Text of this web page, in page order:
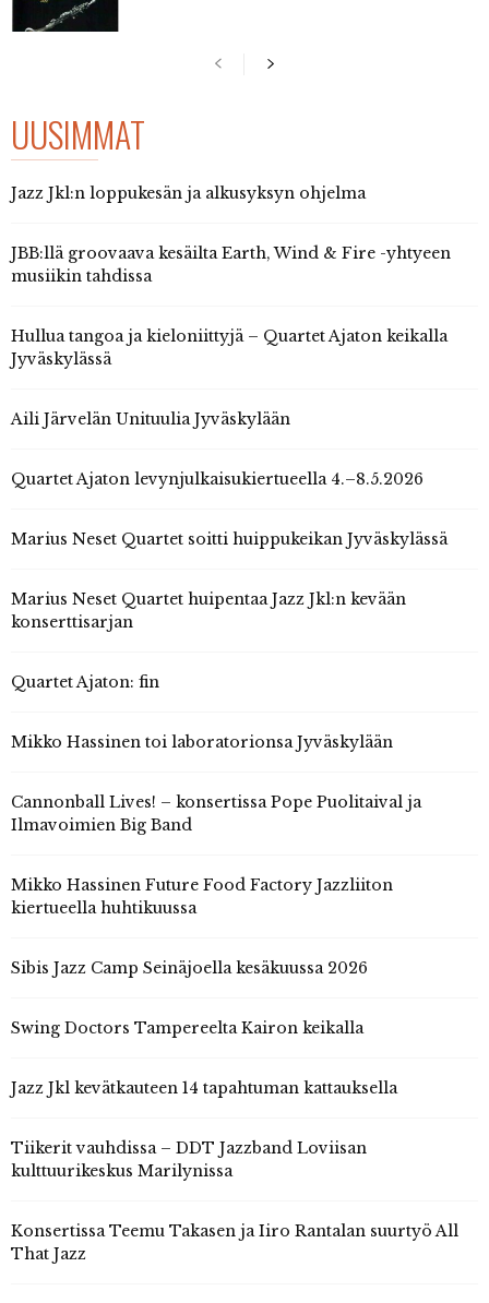
UUSIMMAT
Jazz Jkl:n loppukesän ja alkusyksyn ohjelma
JBB:llä groovaava kesäilta Earth, Wind & Fire -yhtyeen
musiikin tahdissa
Hullua tangoa ja kieloniittyjä – Quartet Ajaton keikalla
Jyväskylässä
Aili Järvelän Unituulia Jyväskylään
Quartet Ajaton levynjulkaisukiertueella 4.–8.5.2026
Marius Neset Quartet soitti huippukeikan Jyväskylässä
Marius Neset Quartet huipentaa Jazz Jkl:n kevään
konserttisarjan
Quartet Ajaton: fin
Mikko Hassinen toi laboratorionsa Jyväskylään
Cannonball Lives! – konsertissa Pope Puolitaival ja
Ilmavoimien Big Band
Mikko Hassinen Future Food Factory Jazzliiton
kiertueella huhtikuussa
Sibis Jazz Camp Seinäjoella kesäkuussa 2026
Swing Doctors Tampereelta Kairon keikalla
Jazz Jkl kevätkauteen 14 tapahtuman kattauksella
Tiikerit vauhdissa – DDT Jazzband Loviisan
kulttuurikeskus Marilynissa
Konsertissa Teemu Takasen ja Iiro Rantalan suurtyö All
That Jazz